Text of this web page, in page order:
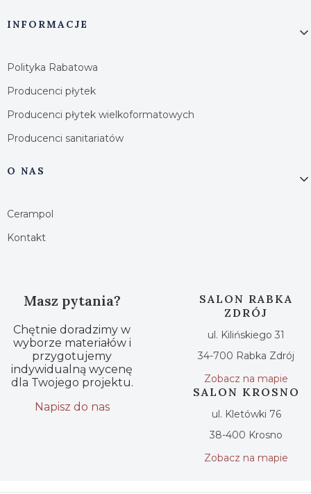
INFORMACJE
Polityka Rabatowa
Producenci płytek
Producenci płytek wielkoformatowych
Producenci sanitariatów
O NAS
Cerampol
Kontakt
Masz pytania?
Chętnie doradzimy w
wyborze materiałów i
przygotujemy
indywidualną wycenę
dla Twojego projektu.
Napisz do nas
SALON RABKA
ZDRÓJ
ul. Kilińskiego 31
34-700 Rabka Zdrój
Zobacz na mapie
SALON KROSNO
ul. Kletówki 76
38-400 Krosno
Zobacz na mapie